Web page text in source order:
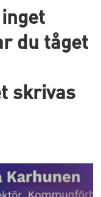
du tåget
skrivas